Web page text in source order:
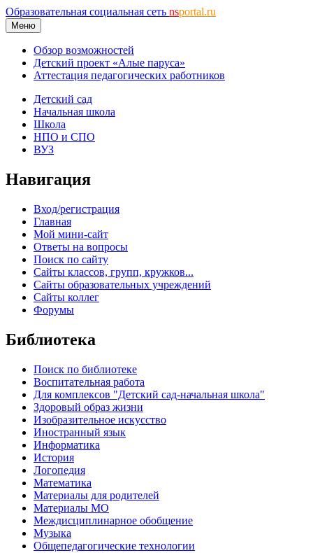
Образовательная социальная сеть nsportal.ru
Меню
Обзор возможностей
Детский проект «Алые паруса»
Аттестация педагогических работников
Детский сад
Начальная школа
Школа
НПО и СПО
ВУЗ
Навигация
Вход/регистрация
Главная
Мой мини-сайт
Ответы на вопросы
Поиск по сайту
Сайты классов, групп, кружков...
Сайты образовательных учреждений
Сайты коллег
Форумы
Библиотека
Поиск по библиотеке
Воспитательная работа
Для комплексов "Детский сад-начальная школа"
Здоровый образ жизни
Изобразительное искусство
Иностранный язык
Информатика
История
Логопедия
Математика
Материалы для родителей
Материалы МО
Междисциплинарное обобщение
Музыка
Общепедагогические технологии